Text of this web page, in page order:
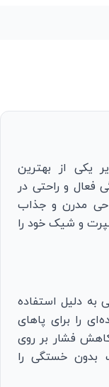
یکی از بهترین
فعال و راحتی در
مدرن و جذاب
و شیک خود را
دلیل استفاده
را برای پاهای
فشار بر روی
بدون خستگی را